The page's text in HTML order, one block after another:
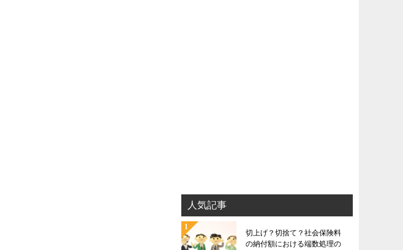
人気記事
切上げ？切捨て？社会保険料
の納付額における端数処理の